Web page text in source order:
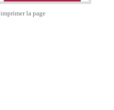
imprimer la page